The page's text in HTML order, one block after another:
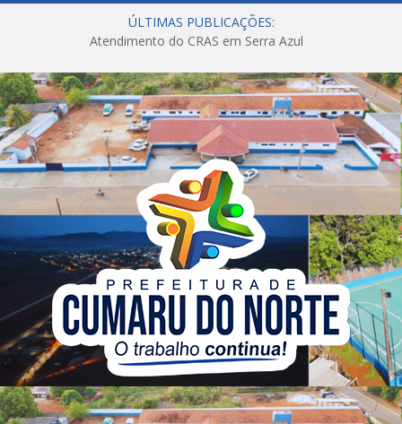
ÚLTIMAS PUBLICAÇÕES:
Atendimento do CRAS em Serra Azul